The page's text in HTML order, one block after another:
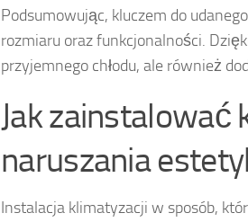
Podsumowując, kluczem do
rozmiaru oraz funkcjonalności.
przyjemnego chłodu, ale również
Jak zainstalować
naruszania
Instalacja klimatyzacji w sposób,